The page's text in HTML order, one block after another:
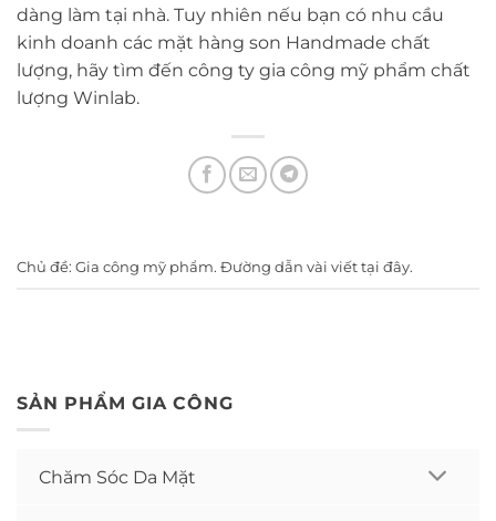
dàng làm tại nhà. Tuy nhiên nếu bạn có nhu cầu
kinh doanh các mặt hàng son Handmade chất
lượng, hãy tìm đến công ty gia công mỹ phẩm chất
lượng Winlab.
Chủ đề: Gia công mỹ phẩm. Đường dẫn vài viết tại đây.
SẢN PHẨM GIA CÔNG
Chăm Sóc Da Mặt